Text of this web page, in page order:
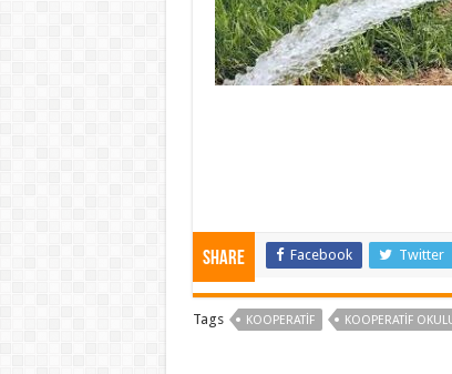
Share Facebook Twitter
Tags KOOPERATIF KOOPERATIF